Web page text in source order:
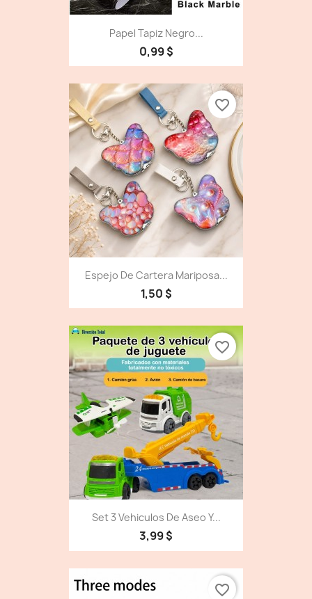
Papel Tapiz Negro...
0,99 $
Espejo De Cartera Mariposa...
1,50 $
favorite_border
Set 3 Vehiculos De Aseo Y...
3,99 $
favorite_border
favorite_border